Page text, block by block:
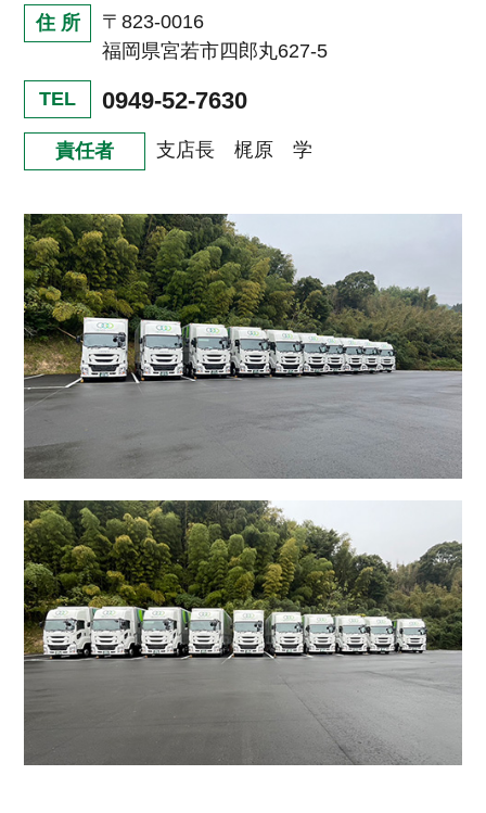
住 所
〒823-0016
福岡県宮若市四郎丸627-5
TEL 0949-52-7630
責任者 支店長 梶原 学